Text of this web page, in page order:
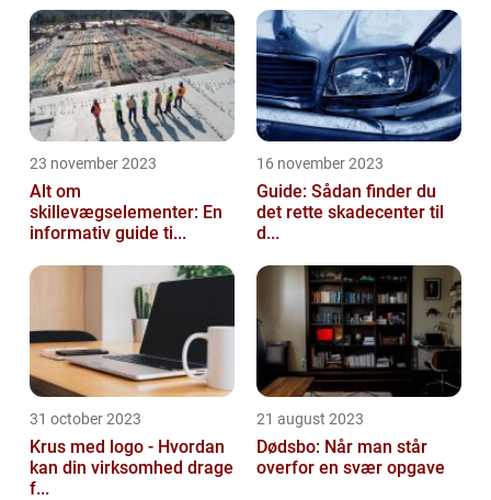
23 november 2023
Alt om
skillevægselementer: En
informativ guide ti...
16 november 2023
Guide: Sådan finder du
det rette skadecenter til
d...
31 october 2023
Krus med logo - Hvordan
kan din virksomhed drage
f...
21 august 2023
Dødsbo: Når man står
overfor en svær opgave